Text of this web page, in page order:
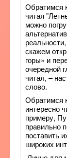
Обратимся
читая
можно
скажем
горы» и
очередной
читал, –
слово.
Обратимся
интересно
примеру,
правильно
поставить
широких